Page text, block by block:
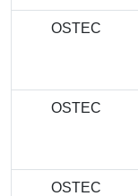
OSTEC
OSTEC
OSTEC